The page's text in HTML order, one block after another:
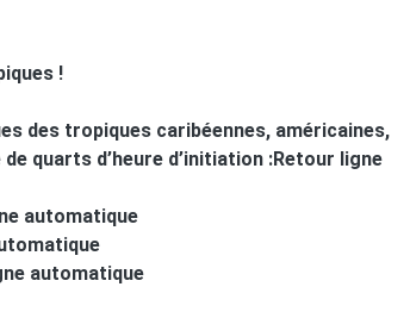
!
des tropiques caribéennes, américaines,
quarts d’heure d’initiation :Retour ligne
automatique
automatique